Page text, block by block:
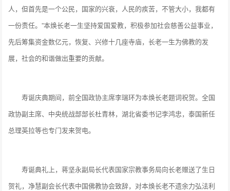
人，但首先是一个公民，国家的兴衰，人民的疾苦，不管大小，我都有
一份责任。”本焕长老一生坚持爱国爱教，积极参加社会慈善公益事业，
先后筹集资金数亿元，恢复、兴修十几座寺庙，长老一生为佛教的发
展，社会的和谐做出重要的贡献。
寿诞庆典期间，前全国政协主席李瑞环为本焕长老题词祝贺。全国
政协副主席、中央统战部部长杜青林，湖北省委书记李鸿忠，泰国新任
总理英拉等也专门发来贺电。
寿诞典礼上，蒋坚永副局长代表国家宗教事务局向长老赠送了生日
贺礼，净慧副会长代表中国佛教协会致辞，对本焕长老不遗余力弘法利